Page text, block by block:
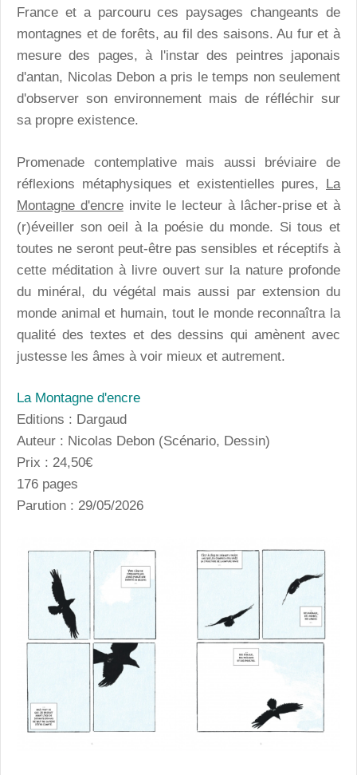
France et a parcouru ces paysages changeants de
montagnes et de forêts, au fil des saisons. Au fur et à
mesure des pages, à l'instar des peintres japonais
d'antan, Nicolas Debon a pris le temps non seulement
d'observer son environnement mais de réfléchir sur
sa propre existence.
Promenade contemplative mais aussi bréviaire de
réflexions métaphysiques et existentielles pures, La
Montagne d'encreinvite le lecteur à lâcher-prise et à
(r)éveiller son oeil à la poésie du monde. Si tous et
toutes ne seront peut-être pas sensibles et réceptifs à
cette méditation à livre ouvert sur la nature profonde
du minéral, du végétal mais aussi par extension du
monde animal et humain, tout le monde reconnaîtra la
qualité des textes et des dessins qui amènent avec
justesse les âmes à voir mieux et autrement.
La Montagne d'encre
Editions : Dargaud
Auteur : Nicolas Debon (Scénario, Dessin)
Prix : 24,50€
176 pages
Parution : 29/05/2026